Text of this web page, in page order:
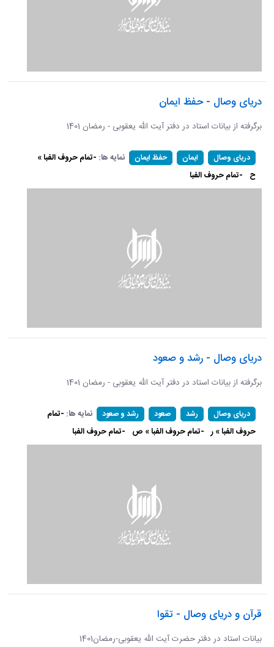
دریای وصال - حفظ ایمان
برگرفته از بیانات استاد در دفتر آیت الله یعقوبی - رمضان 1401
دریای وصال ایمان حفظ ایمان نمایه ها: -تمام حروف الفبا »
ح -تمام حروف الفبا
دریای وصال - رشد و صعود
برگرفته از بیانات استاد در دفتر آیت الله یعقوبی - رمضان 1401
دریای وصال رشد صعود رشد و صعود نمایه ها: -تمام
حروف الفبا » ر -تمام حروف الفبا » ص -تمام حروف الفبا
قرآن و دریای وصال - تقوا
بیانات استاد در دفتر حضرت آیت الله یعقوبی-رمضان1401